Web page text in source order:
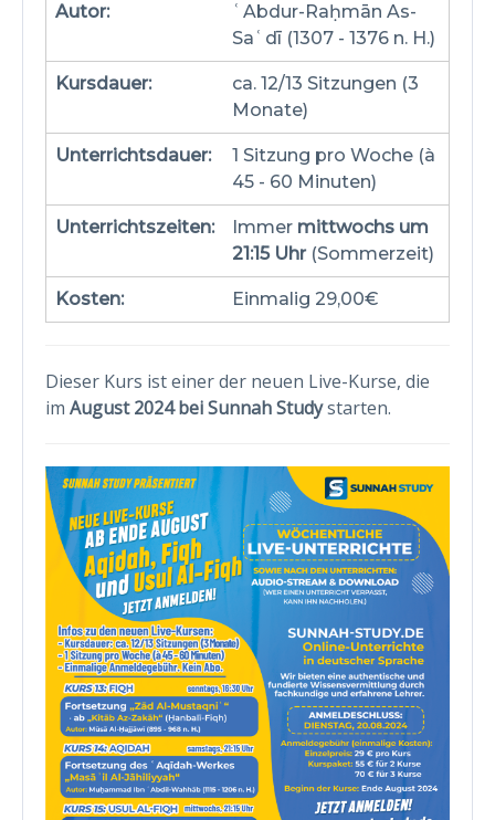
Autor:
ʿAbdur-Raḥmān As-
Saʿdī (1307 - 1376 n. H.)
Kursdauer:
ca. 12/13 Sitzungen (3
Monate)
Unterrichtsdauer:
1 Sitzung pro Woche (à
45 - 60 Minuten)
Unterrichtszeiten: Immer mittwochs um
21:15 Uhr(Sommerzeit)
Kosten: Einmalig 29,00€
Dieser Kurs ist einer der neuen Live-Kurse, die
im August 2024 bei Sunnah Studystarten.